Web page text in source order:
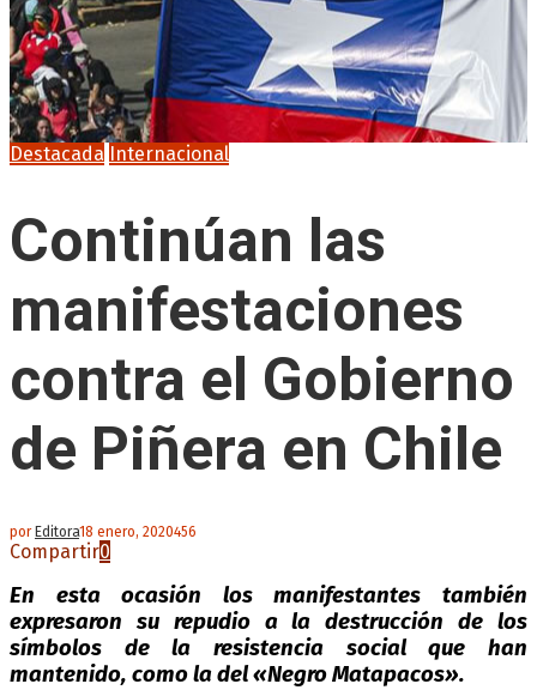
Destacada Internacional
Continúan las
manifestaciones
contra el Gobierno
de Piñera en Chile
por Editora18 enero, 2020456
Compartir0
En esta ocasión los manifestantes también
expresaron su repudio a la destrucción de los
símbolos de la resistencia social que han
mantenido, como la del «Negro Matapacos».